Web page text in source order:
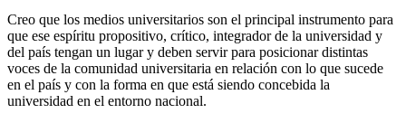
Creo que los medios universitarios son el principal instrumento para
que ese espíritu propositivo, crítico, integrador de la universidad y
del país tengan un lugar y deben servir para posicionar distintas
voces de la comunidad universitaria en relación con lo que sucede
en el país y con la forma en que está siendo concebida la
universidad en el entorno nacional.